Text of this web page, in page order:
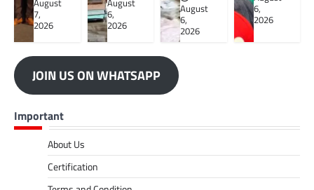
August
7,
2026
August
6,
2026
August
6,
2026
6,
2026
JOIN US ON WHATSAPP
Important
About Us
Certification